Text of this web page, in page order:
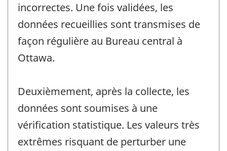
incorrectes. Une fois validées, les
données recueillies sont transmises de
façon régulière au Bureau central à
Ottawa.
Deuxièmement, après la collecte, les
données sont soumises à une
vérification statistique. Les valeurs très
extrêmes risquant de perturber une